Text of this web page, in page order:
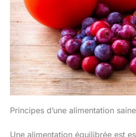
Principes d’une alimentation saine
Une alimentation équilibrée est